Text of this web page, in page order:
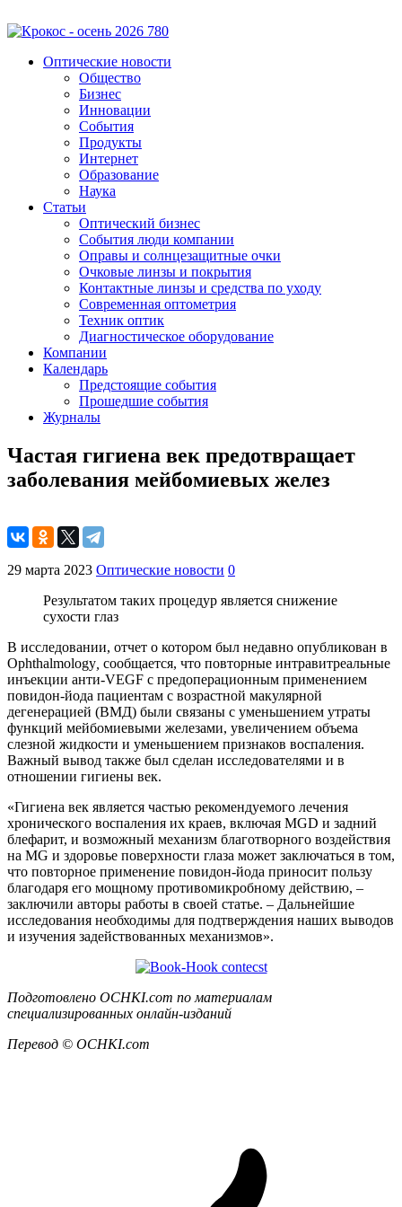
Оптические новости
Общество
Бизнес
Инновации
События
Продукты
Интернет
Образование
Наука
Статьи
Оптический бизнес
События люди компании
Оправы и солнцезащитные очки
Очковые линзы и покрытия
Контактные линзы и средства по уходу
Современная оптометрия
Техник оптик
Диагностическое оборудование
Компании
Календарь
Предстоящие события
Прошедшие события
Журналы
Частая гигиена век предотвращает
заболевания мейбомиевых желез
29 марта 2023 Оптические новости 0
Результатом таких процедур является снижение
сухости глаз
В исследовании, отчет о котором был недавно опубликован в
Ophthalmology сообщается, что повторные интравитреальные
инъекции анти-VEGF с предоперационным применением
повидон-йода пациентам с возрастной макулярной
дегенерацией (ВМД) были связаны с уменьшением утраты
функций мейбомиевыми железами, увеличением объема
слезной жидкости и уменьшением признаков воспаления.
Важный вывод также был сделан исследователями и в
отношении гигиены век.
«Гигиена век является частью рекомендуемого лечения
хронического воспаления их краев, включая MGD и задний
блефарит, и возможный механизм благотворного воздействия
на MG и здоровье поверхности глаза может заключаться в том,
что повторное применение повидон-йода приносит пользу
благодаря его мощному противомикробному действию, –
заключили авторы работы в своей статье. – Дальнейшие
исследования необходимы для подтверждения наших выводов
и изучения задействованных механизмов».
Подготовлено OCHKI.com по материалам
специализированных онлайн-изданий
Перевод © OCHKI.com